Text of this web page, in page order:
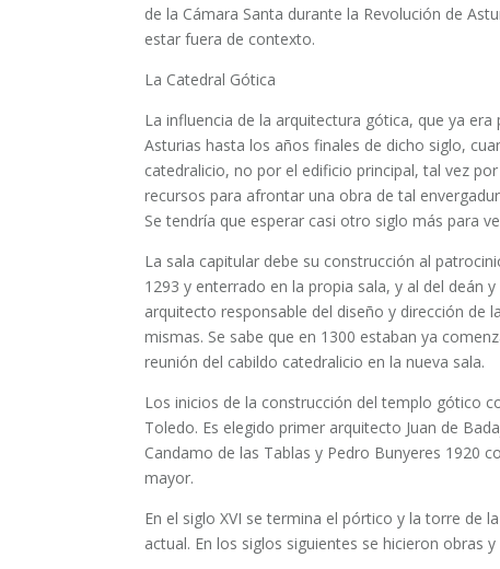
de la Cámara Santa durante la Revolución de
estar fuera de contexto.
La Catedral Gótica
La influencia de la arquitectura gótica, que ya
Asturias hasta los años finales de dicho siglo,
catedralicio, no por el edificio principal, tal vez
recursos para afrontar una obra de tal
Se tendría que esperar casi otro siglo más para
La sala capitular debe su construcción al
1293 y enterrado en la propia sala, y al del deán
arquitecto responsable del diseño y dirección de
mismas. Se sabe que en 1300 estaban ya
reunión del cabildo catedralicio en la nueva sala.
Los inicios de la construcción del templo gótico
Toledo. Es elegido primer arquitecto Juan de
Candamo de las Tablas y Pedro Bunyeres 19​20​
mayor.
En el siglo XVI se termina el pórtico y la torre de
actual. En los siglos siguientes se hicieron obras